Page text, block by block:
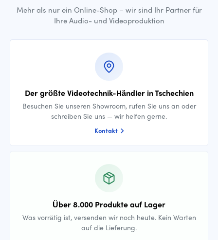
Mehr als nur ein Online-Shop – wir sind Ihr Partner für
Ihre Audio- und Videoproduktion
Der größte Videotechnik-Händler in Tschechien
Besuchen Sie unseren Showroom, rufen Sie uns an oder
schreiben Sie uns — wir helfen gerne.
Kontakt
Über 8.000 Produkte auf Lager
Was vorrätig ist, versenden wir noch heute. Kein Warten
auf die Lieferung.